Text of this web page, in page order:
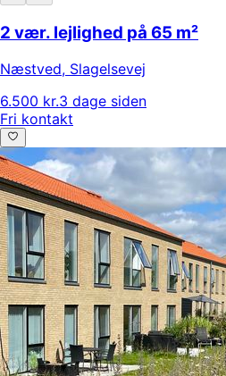
2 vær. lejlighed på 65 m²
Næstved, Slagelsevej
6.500 kr.3 dage siden
Fri kontakt